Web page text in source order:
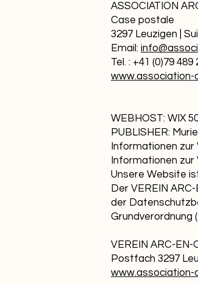
ASSOCIATION
Case postale
3297 Leuzigen |
Email:
Tel. : +41 (0)79 489
www.association-
WEBHOST: WIX
PUBLISHER:
Informationen
Informationen zur
Unsere Website
Der VEREIN
der
Grundverordnung
VEREIN ARC-EN-
Postfach 3297
www.association-